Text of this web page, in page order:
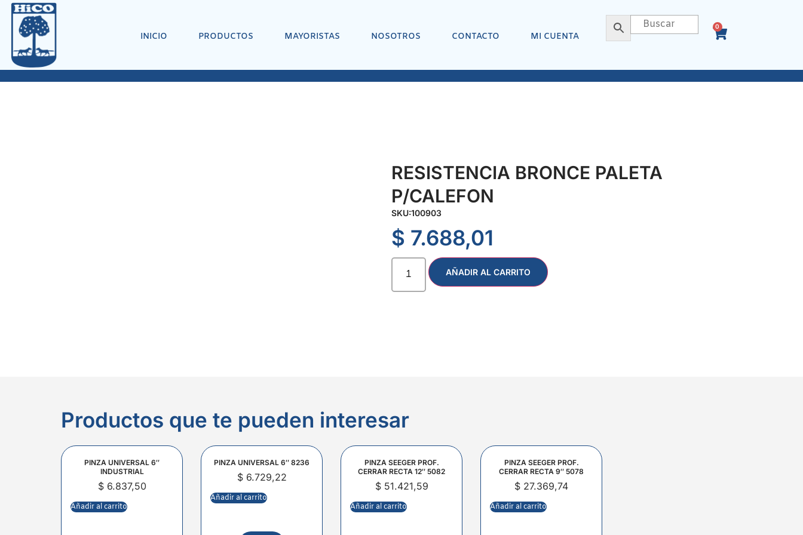
INICIO PRODUCTOS MAYORISTAS NOSOTROS CONTACTO MI CUENTA
0
RESISTENCIA BRONCE PALETA
P/CALEFON
SKU:100903
$ 7.688,01
AÑADIR AL CARRITO
Productos que te pueden interesar
PINZA UNIVERSAL 6″
INDUSTRIAL
$6.837,50
Añadir al carrito
PINZA UNIVERSAL 6″ 8236
$6.729,22
Añadir al carrito
PINZA SEEGER PROF.
CERRAR RECTA 12″ 5082
$51.421,59
Añadir al carrito
PINZA SEEGER PROF.
CERRAR RECTA 9″ 5078
$ 27.369,74
Añadir al carrito